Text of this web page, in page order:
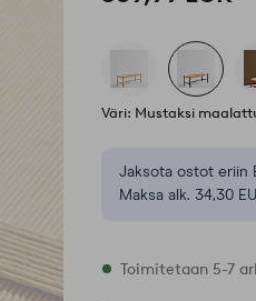
Väri: Mustaksi
Jaksota ostot eriin
Maksa alk. 34,30
Varastossa
Toimitetaan 5-7